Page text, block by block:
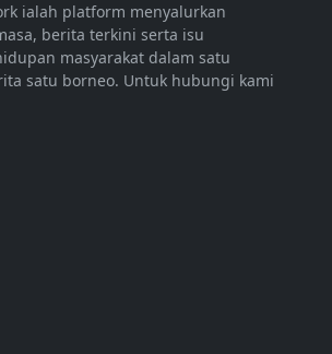
ialah platform menyalurkan
berita terkini serta isu
masyarakat dalam satu
satu borneo. Untuk hubungi kami